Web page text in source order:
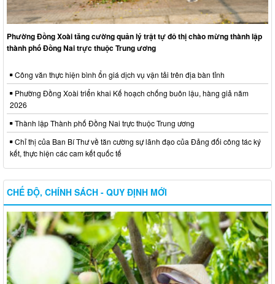
Phường Đồng Xoài tăng cường quản lý trật tự đô thị chào mừng thành lập
thành phố Đồng Nai trực thuộc Trung ương
Công văn thực hiện bình ổn giá dịch vụ vận tải trên địa bàn tỉnh
Phường Đồng Xoài triển khai Kế hoạch chống buôn lậu, hàng giả năm
2026
Thành lập Thành phố Đồng Nai trực thuộc Trung ương
Chỉ thị của Ban Bí Thư về tăn cường sự lãnh đạo của Đảng đối công tác ký
kết, thực hiện các cam kết quốc tế
CHẾ ĐỘ, CHÍNH SÁCH - QUY ĐỊNH MỚI